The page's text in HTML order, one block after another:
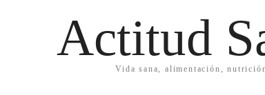
Actitud
Vida sana, alimentación,